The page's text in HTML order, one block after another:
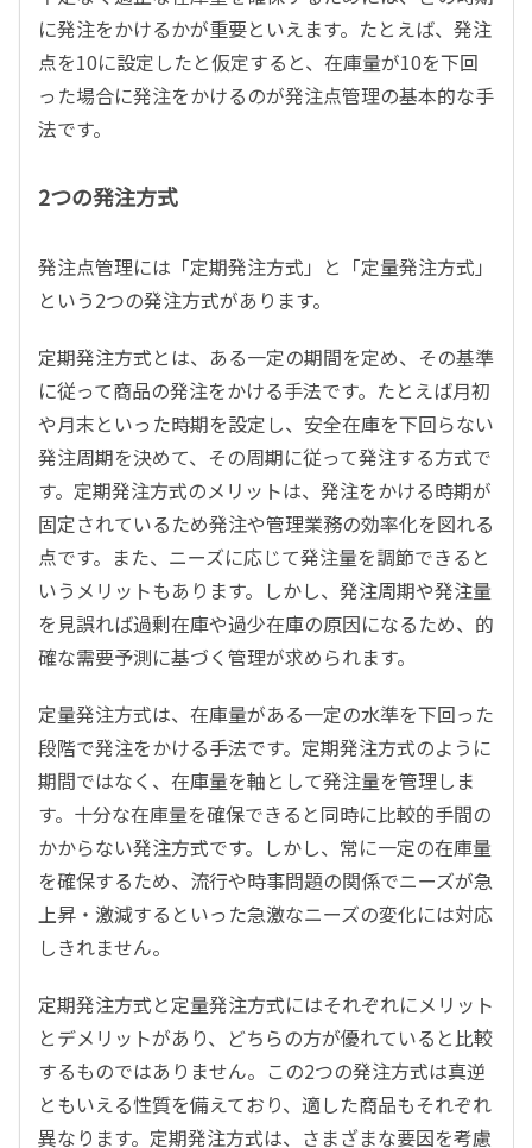
に発注をかけるかが重要といえます。たとえば、発注
点を10に設定したと仮定すると、在庫量が10を下回
った場合に発注をかけるのが発注点管理の基本的な手
法です。
2つの発注方式
発注点管理には「定期発注方式」と「定量発注方式」
という2つの発注方式があります。
定期発注方式とは、ある一定の期間を定め、その基準
に従って商品の発注をかける手法です。たとえば月初
や月末といった時期を設定し、安全在庫を下回らない
発注周期を決めて、その周期に従って発注する方式で
す。定期発注方式のメリットは、発注をかける時期が
固定されているため発注や管理業務の効率化を図れる
点です。また、ニーズに応じて発注量を調節できると
いうメリットもあります。しかし、発注周期や発注量
を見誤れば過剰在庫や過少在庫の原因になるため、的
確な需要予測に基づく管理が求められます。
定量発注方式は、在庫量がある一定の水準を下回った
段階で発注をかける手法です。定期発注方式のように
期間ではなく、在庫量を軸として発注量を管理しま
す。十分な在庫量を確保できると同時に比較的手間の
かからない発注方式です。しかし、常に一定の在庫量
を確保するため、流行や時事問題の関係でニーズが急
上昇・激減するといった急激なニーズの変化には対応
しきれません。
定期発注方式と定量発注方式にはそれぞれにメリット
とデメリットがあり、どちらの方が優れていると比較
するものではありません。この2つの発注方式は真逆
ともいえる性質を備えており、適した商品もそれぞれ
異なります。定期発注方式は、さまざまな要因を考慮